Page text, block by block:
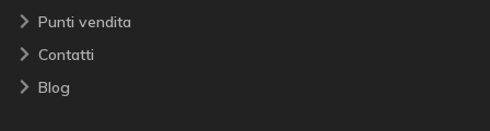
Punti vendita
Contatti
Blog